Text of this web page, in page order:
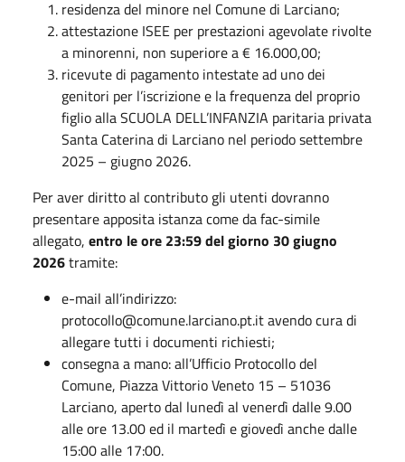
residenza del minore nel Comune di Larciano;
attestazione ISEE per prestazioni agevolate rivolte
a minorenni, non superiore a € 16.000,00;
ricevute di pagamento intestate ad uno dei
genitori per l’iscrizione e la frequenza del proprio
figlio alla SCUOLA DELL’INFANZIA paritaria privata
Santa Caterina di Larciano nel periodo settembre
2025 – giugno 2026.
Per aver diritto al contributo gli utenti dovranno
presentare apposita istanza come da fac-simile
allegato, entro le ore 23:59 del giorno 30 giugno
2026tramite:
e-mail all’indirizzo:
protocollo@comune.larciano.pt.it avendo cura di
allegare tutti i documenti richiesti;
consegna a mano: all’Ufficio Protocollo del
Comune, Piazza Vittorio Veneto 15 – 51036
Larciano, aperto dal lunedì al venerdì dalle 9.00
alle ore 13.00 ed il martedì e giovedì anche dalle
15:00 alle 17:00.